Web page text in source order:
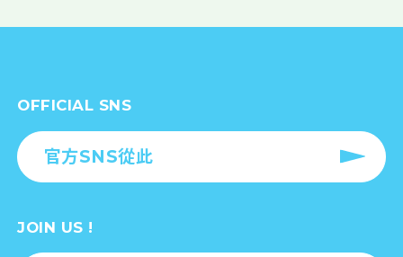
OFFICIAL SNS
官方SNS從此
JOIN US !